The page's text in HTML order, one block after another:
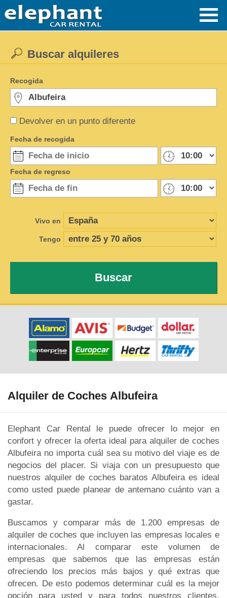
Devolver en un punto diferente
Buscar alquileres
Recogida
Fecha de recogida
Fecha de regreso
Vivo en
Tengo
Buscar
Alquiler de Coches Albufeira
Elephant Car Rental le puede ofrecer lo mejor en
confort y ofrecer la oferta ideal para alquiler de coches
Albufeira no importa cuál sea su motivo del viaje es de
negocios del placer. Si viaja con un presupuesto que
nuestros alquiler de coches baratos Albufeira es ideal
como usted puede planear de antemano cuánto van a
gastar.
Buscamos y comparar más de 1.200 empresas de
alquiler de coches que incluyen las empresas locales e
internacionales. Al comparar este volumen de
empresas que sabemos que las empresas están
ofreciendo los precios más bajos y qué extras que
ofrecen. De esto podemos determinar cuál es la mejor
opción para usted y para todos nuestros clientes.